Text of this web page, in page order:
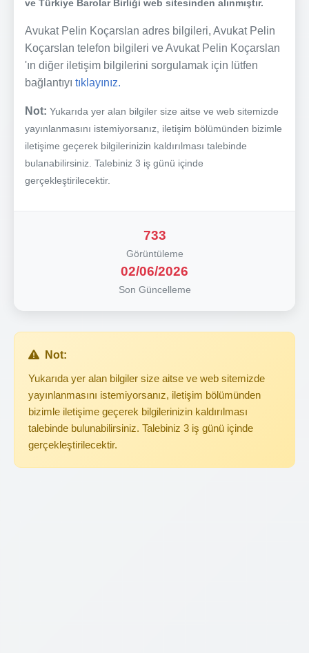
ve Türkiye Barolar Birliği web sitesinden alınmıştır.
Avukat Pelin Koçarslan adres bilgileri, Avukat Pelin
Koçarslan telefon bilgileri ve Avukat Pelin Koçarslan
'ın diğer iletişim bilgilerini sorgulamak için lütfen
bağlantıyı tıklayınız.
Not: Yukarıda yer alan bilgiler size aitse ve web sitemizde
yayınlanmasını istemiyorsanız, iletişim bölümünden bizimle
iletişime geçerek bilgilerinizin kaldırılması talebinde
bulanabilirsiniz. Talebiniz 3 iş günü içinde
gerçekleştirilecektir.
733
Görüntüleme
02/06/2026
Son Güncelleme
Not:
Yukarıda yer alan bilgiler size aitse ve web sitemizde
yayınlanmasını istemiyorsanız, iletişim bölümünden
bizimle iletişime geçerek bilgilerinizin kaldırılması
talebinde bulunabilirsiniz. Talebiniz 3 iş günü içinde
gerçekleştirilecektir.